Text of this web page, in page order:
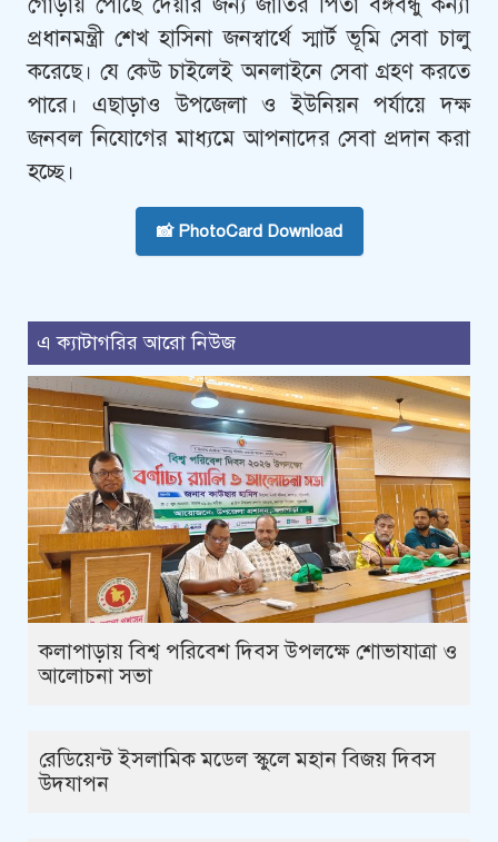
প্রধানমন্ত্রী শেখ হাসিনা জনস্বার্থে স্মার্ট ভূমি সেবা চালু
করেছে। যে কেউ চাইলেই অনলাইনে সেবা গ্রহণ করতে
পারে। এছাড়াও উপজেলা ও ইউনিয়ন পর্যায়ে দক্ষ
জনবল নিযোগের মাধ্যমে আপনাদের সেবা প্রদান করা
হচ্ছে।
📸 PhotoCard Download
এ ক্যাটাগরির আরো নিউজ
কলাপাড়ায় বিশ্ব পরিবেশ দিবস উপলক্ষে শোভাযাত্রা ও
আলোচনা সভা
রেডিয়েন্ট ইসলামিক মডেল স্কুলে মহান বিজয় দিবস
উদযাপন